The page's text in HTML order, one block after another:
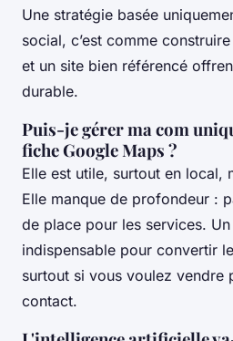
Une stratégie basée
social, c’est comme
et un site bien référencé
durable.
Puis-je gérer ma com
fiche Google Maps ?
Elle est utile, surtout en local,
Elle manque de profondeur :
de place pour les services.
indispensable pour convertir
surtout si vous voulez vendre
contact.